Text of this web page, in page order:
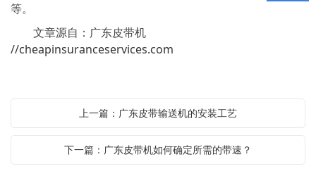
等。
文章源自：广东皮带机
//cheapinsuranceservices.com
上一篇：广东皮带输送机的安装工艺
下一篇：广东皮带机如何确定所需的带速？